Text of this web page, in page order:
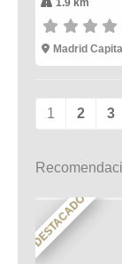
1.9 km
Madrid
1 2 3
DESTACADO